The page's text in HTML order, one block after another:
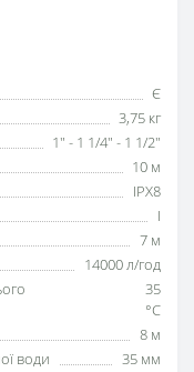
Є
3,75 кг
1″ - 1 1/4″ - 1 1/2″
10 м
IPX8
I
7 м
14000 л/год
35
°C
8 м
води
35 мм